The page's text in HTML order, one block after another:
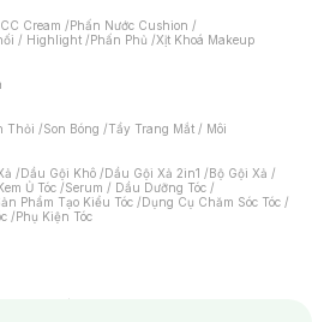
Cream /Phấn Nước Cushion /
/ Highlight /Phấn Phủ /Xịt Khoá Makeup
Thỏi /Son Bóng /Tẩy Trang Mắt / Môi
/Dầu Gội Khô /Dầu Gội Xả 2in1 /Bộ Gội Xả /
Ủ Tóc /Serum / Dầu Dưỡng Tóc /
Phẩm Tạo Kiểu Tóc /Dụng Cụ Chăm Sóc Tóc /
/Phụ Kiện Tóc